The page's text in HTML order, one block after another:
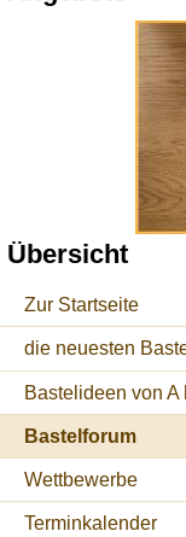
Übersicht
Zur Startseite
die neuesten
Bastelideen von A
Bastelforum
Wettbewerbe
Terminkalender